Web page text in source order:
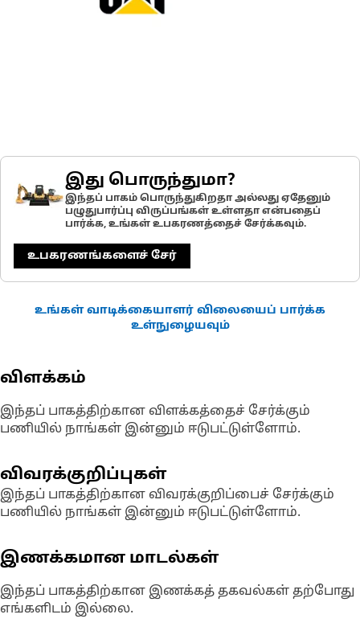
இது பொருந்துமா?
இந்தப் பாகம் பொருந்துகிறதா அல்லது ஏதேனும்
பழுதுபார்ப்பு விருப்பங்கள் உள்ளதா என்பதைப்
பார்க்க, உங்கள் உபகரணத்தைச் சேர்க்கவும்.
உபகரணங்களைச் சேர்
உங்கள் வாடிக்கையாளர் விலையைப் பார்க்க
உள்நுழையவும்
விளக்கம்
இந்தப் பாகத்திற்கான விளக்கத்தைச் சேர்க்கும்
பணியில் நாங்கள் இன்னும் ஈடுபட்டுள்ளோம்.
விவரக்குறிப்புகள்
இந்தப் பாகத்திற்கான விவரக்குறிப்பைச் சேர்க்கும்
பணியில் நாங்கள் இன்னும் ஈடுபட்டுள்ளோம்.
இணக்கமான மாடல்கள்
இந்தப் பாகத்திற்கான இணக்கத் தகவல்கள் தற்போது
எங்களிடம் இல்லை.